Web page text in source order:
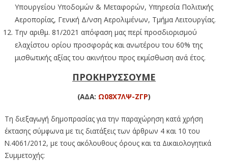
Υπουργείου Υποδομών & Μεταφορών, Υπηρεσία Πολιτικής
Αεροπορίας, Γενική Δ/νση Αερολιμένων, Τμήμα Λειτουργίας.
Την αριθμ. 81/2021 απόφαση μας περί προσδιορισμού
ελαχίστου ορίου προσφοράς και ανωτέρου του 60% της
μισθωτικής αξίας του ακινήτου προς εκμίσθωση ανά έτος.
ΠΡΟΚΗΡΥΣΣΟΥΜΕ
(ΑΔΑ: Ω08Χ7ΛΨ-ΖΓΡ)
Τη διεξαγωγή δημοπρασίας για την παραχώρηση κατά χρήση
έκτασης σύμφωνα με τις διατάξεις των άρθρων 4 και 10 του
Ν.4061/2012, με τους ακόλουθους όρους και τα Δικαιολογητικά
Συμμετοχής: